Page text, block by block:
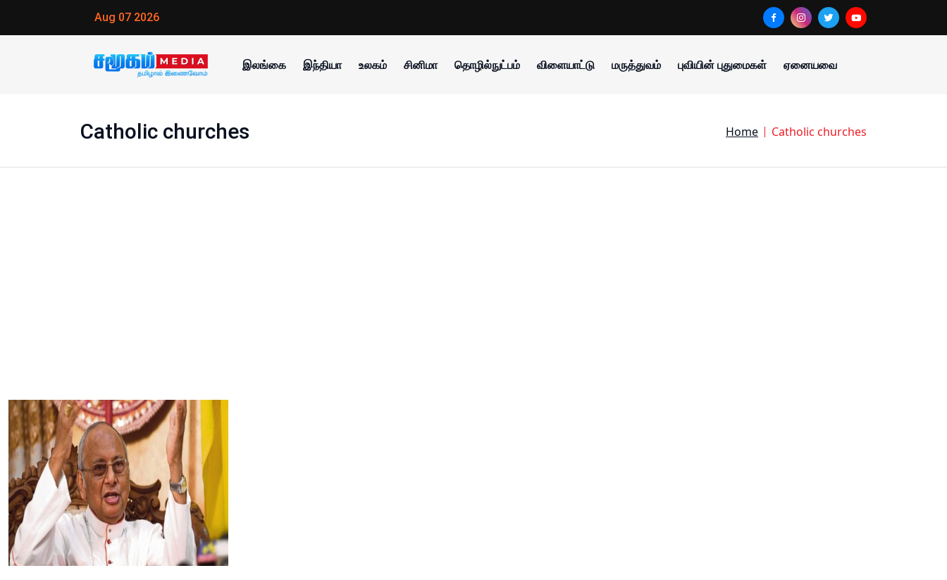
Aug 07 2026
இலங்கை இந்தியா உலகம் சினிமா தொழில்நுட்பம் விளையாட்டு மருத்துவம் புவியின் புதுமைகள் ஏனையவை
Catholic churches Home Catholic churches